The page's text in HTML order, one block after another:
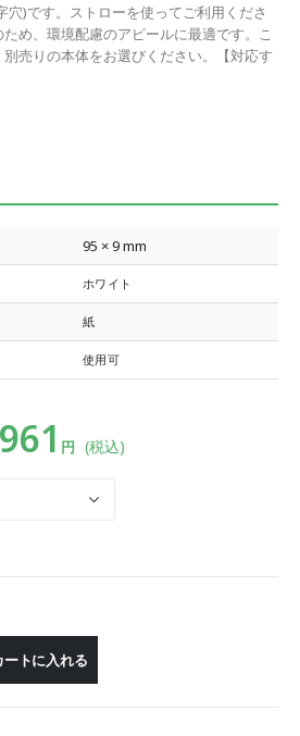
穴)です。ストローを使ってご利用くださ
め、環境配慮のアピールに最適です。こ
売りの本体をお選びください。【対応す
95 × 9 mm
ホワイト
紙
使用可
円 (税込)
ートに入れる